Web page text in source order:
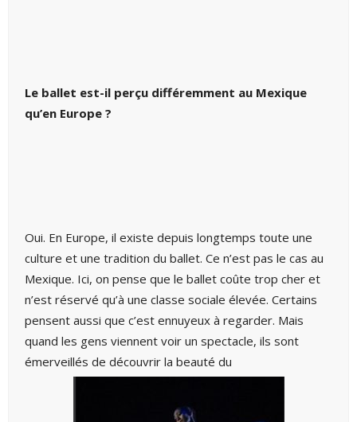
Le ballet est-il perçu différemment au Mexique
qu’en Europe ?
Oui. En Europe, il existe depuis longtemps toute une
culture et une tradition du ballet. Ce n’est pas le cas au
Mexique. Ici, on pense que le ballet coûte trop cher et
n’est réservé qu’à une classe sociale élevée. Certains
pensent aussi que c’est ennuyeux à regarder. Mais
quand les gens viennent voir un spectacle, ils sont
émerveillés de découvrir la beauté du